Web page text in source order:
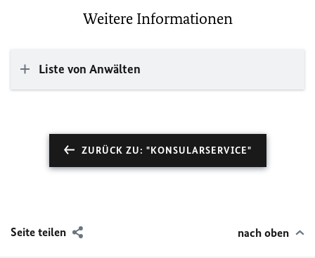
Weitere Informationen
Liste von Anwälten
ZURÜCK ZU: "KONSULARSERVICE"
Seite teilen nach oben